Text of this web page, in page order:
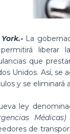
La
liberar
que
Unidos. Así, se
y se eliminará
ley
Médicas)
de